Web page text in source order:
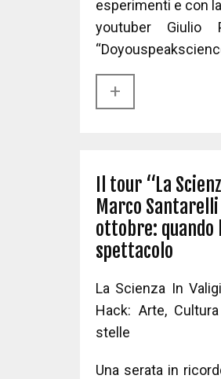
esperimenti e con
youtuber Giulio
+​
Il tour “La
Marco
ottobre: quando
spettacolo
La Scienza In
Hack: Arte,
stelle
Una serata in